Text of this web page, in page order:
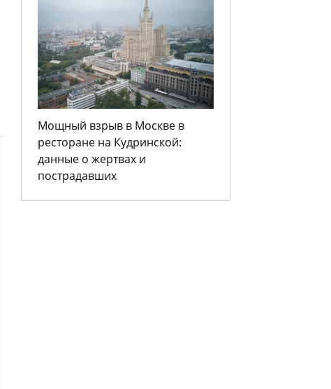
Мощный взрыв в Москве в
ресторане на Кудринской:
данные о жертвах и
пострадавших